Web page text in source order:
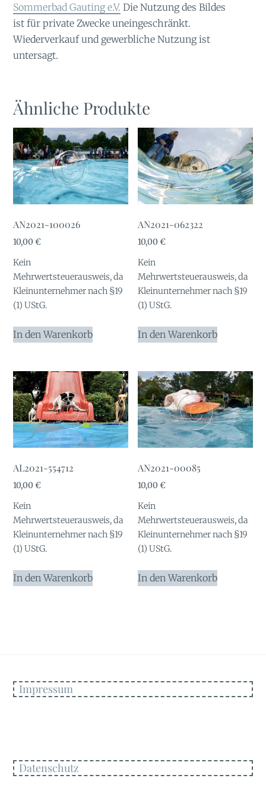
Sommerbad Gauting e.V. Die Nutzung des Bildes
ist für private Zwecke uneingeschränkt.
Wiederverkauf und gewerbliche Nutzung ist
untersagt.
Ähnliche Produkte
AN2021-100026
10,00€
Kein
Mehrwertsteuerausweis, da
Kleinunternehmer nach §19
(1) UStG.
In den Warenkorb
AN2021-062322
10,00€
Kein
Mehrwertsteuerausweis, da
Kleinunternehmer nach §19
(1) UStG.
In den Warenkorb
AL2021-554712
10,00€
Kein
Mehrwertsteuerausweis, da
Kleinunternehmer nach §19
(1) UStG.
In den Warenkorb
AN2021-00085
10,00€
Kein
Mehrwertsteuerausweis, da
Kleinunternehmer nach §19
(1) UStG.
In den Warenkorb
Impressum
Datenschutz